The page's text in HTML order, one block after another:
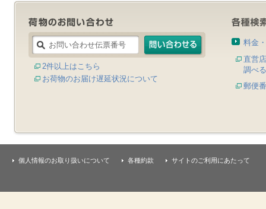
2件以上はこちら
お荷物のお届け遅延状況について
料金
直営
調べる
郵便
個人情報のお取り扱いについて 各種約款 サイトのご利用にあたって